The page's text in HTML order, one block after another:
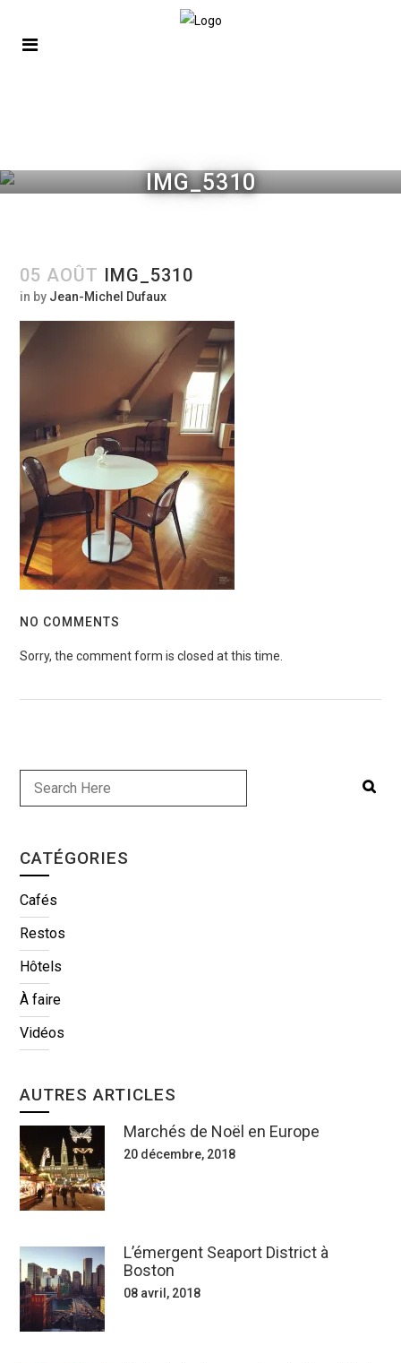
IMG_5310
05 AOÛT IMG_5310
in by Jean-Michel Dufaux
NO COMMENTS
Sorry, the comment form is closed at this time.
CATÉGORIES
Cafés
Restos
Hôtels
À faire
Vidéos
AUTRES ARTICLES
Marchés de Noël en Europe
20 décembre, 2018
L’émergent Seaport District à
Boston
08 avril, 2018